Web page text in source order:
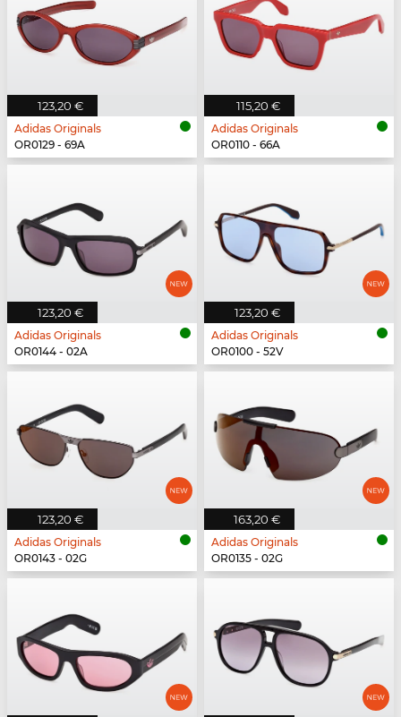
123,20 €
Adidas Originals
OR0129 - 69A
115,20 €
Adidas Originals
OR0110 - 66A
123,20 €
Adidas Originals
OR0144 - 02A
123,20 €
Adidas Originals
OR0100 - 52V
123,20 €
Adidas Originals
OR0143 - 02G
163,20 €
Adidas Originals
OR0135 - 02G